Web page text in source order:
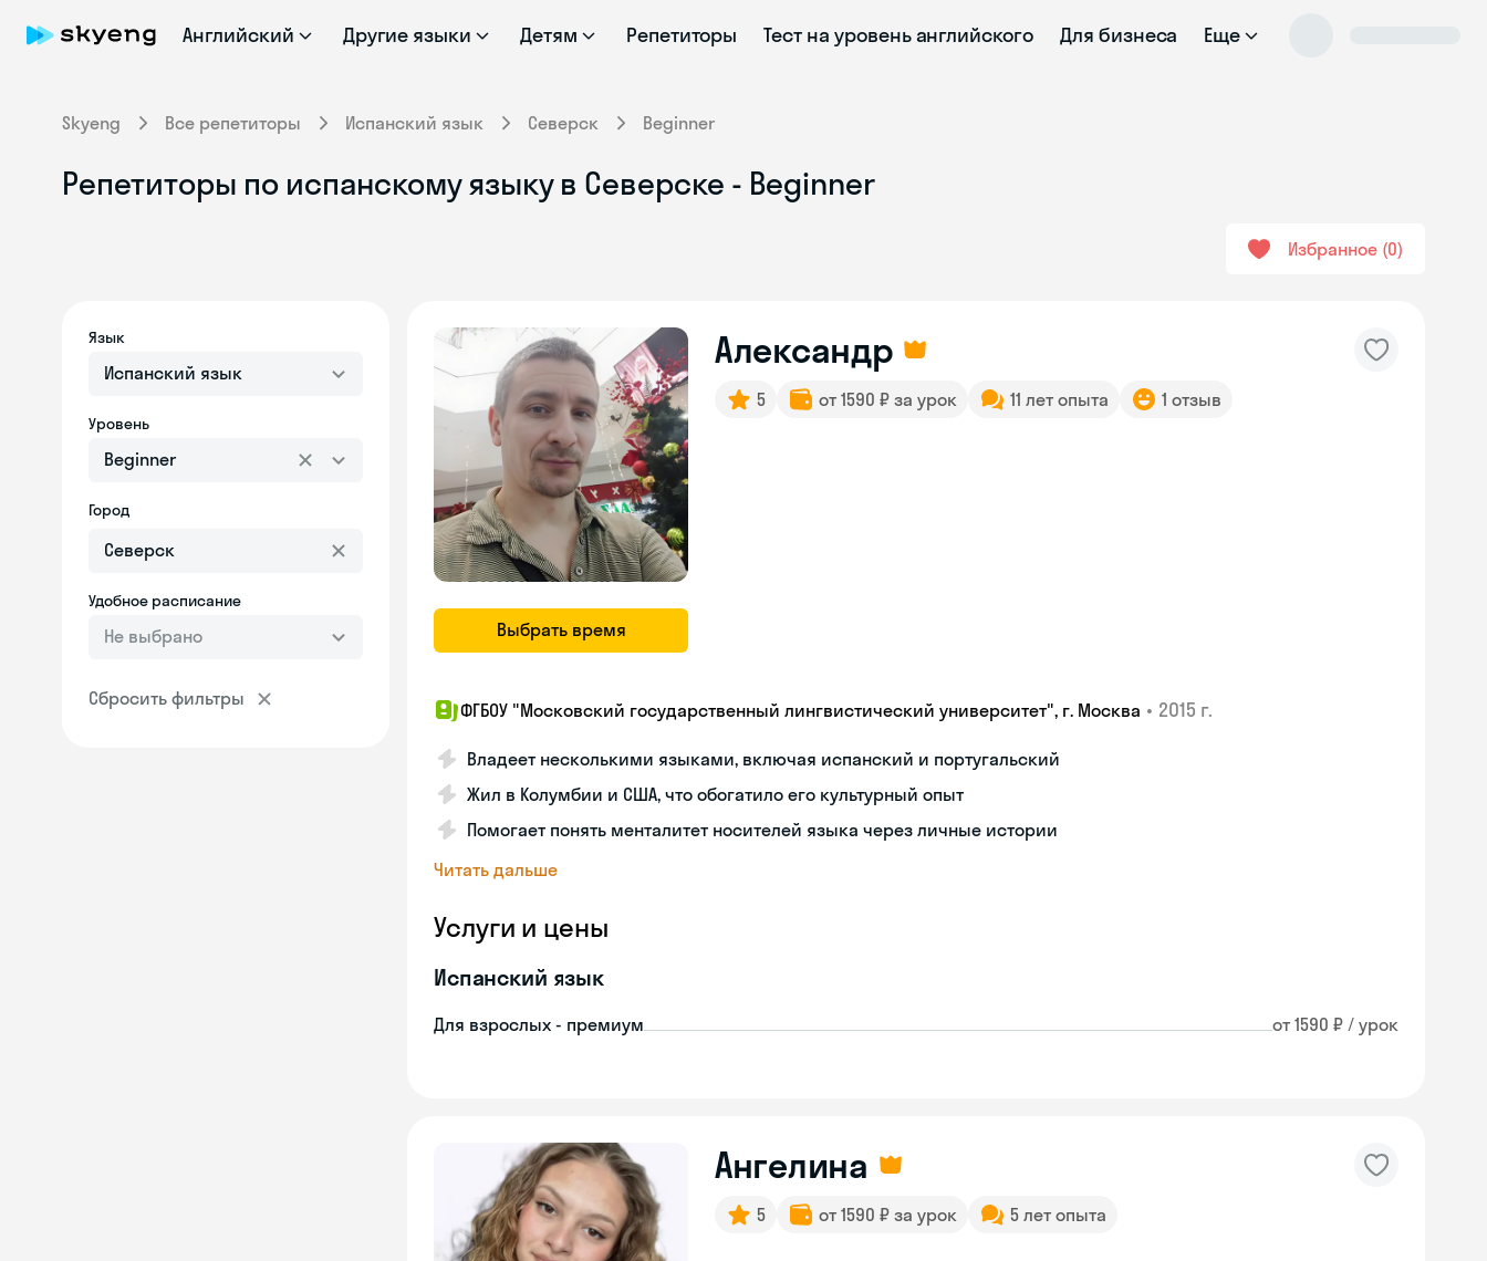
Английский Другие языки Детям Репетиторы Тест на уровень английского Для бизнеса Еще
Skyeng Все репетиторы Испанский язык Северск Beginner
Репетиторы по испанскому языку в Северске - Beginner
Избранное 0
Язык
Испанский язык
Уровень
Beginner
Город
Удобное расписание
Не выбрано
Сбросить фильтры
Выбрать время
Александр
5 от 1590 ₽ за урок 11 лет опыта 1 отзыв
ФГБОУ "Московский государственный лингвистический университет", г. Москва • 2015 г.
Владеет несколькими языками, включая испанский и португальский
Жил в Колумбии и США, что обогатило его культурный опыт
Помогает понять менталитет носителей языка через личные истории
Читать дальше
Услуги и цены
Испанский язык
Для взрослых - премиум от 1590 ₽ / урок
Ангелина
5 от 1590 ₽ за урок 5 лет опыта